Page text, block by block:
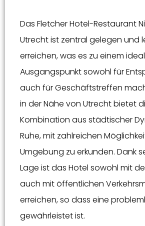
Das Fletcher Hotel-Restaurant
Utrecht ist zentral gelegen und
erreichen, was es zu einem
Ausgangspunkt sowohl für
auch für Geschäftstreffen
in der Nähe von Utrecht bietet
Kombination aus städtischer
Ruhe, mit zahlreichen
Umgebung zu erkunden. Dank
Lage ist das Hotel sowohl mit
auch mit öffentlichen
erreichen, so dass eine
gewährleistet ist.